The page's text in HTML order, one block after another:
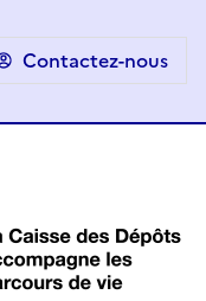
Contactez-nous